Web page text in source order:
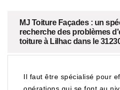
MJ Toiture Façades : un
recherche des problèmes
toiture à Lilhac dans le
Il faut être spécialisé pour